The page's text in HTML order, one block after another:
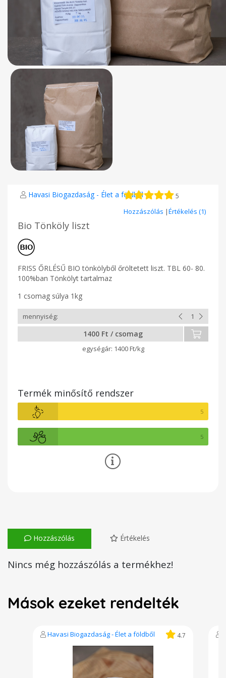
Havasi Biogazdaság - Élet a földből 5
Hozzászólás |Értékelés (1)
Bio Tönköly liszt
FRISS ŐRLÉSŰ BIO tönkölyből őröltetett liszt. TBL 60- 80.
100%ban Tönkölyt tartalmaz
1 csomag súlya 1kg
1400 Ft / csomag
1400 Ft/kg
Termék minősítő rendszer
5
5
Hozzászólás Értékelés
Nincs még hozzászólás a termékhez!
Mások ezeket rendelték
Havasi Biogazdaság - Élet a földből 4.7